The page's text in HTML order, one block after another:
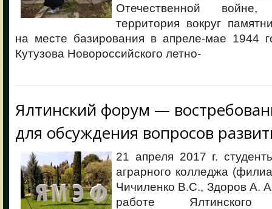
Отечественной войне,
территория вокруг
на месте базирования в апреле-мае 1944
Кутузова Новороссийского летно-
Ялтинский форум —
для обсуждения вопросов
21 апреля 2017 г.
аграрного колледжа
Чичиленко В.С., Здоров А.
работе Ялтинского